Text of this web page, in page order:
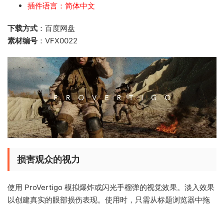
插件语言：简体中文
下载方式 ：百度网盘
素材编号 ：VFX0022
损害观众的视力
使用 ProVertigo 模拟爆炸或闪光手榴弹的视觉效果。淡入效果
以创建真实的眼部损伤表现。使用时，只需从标题浏览器中拖